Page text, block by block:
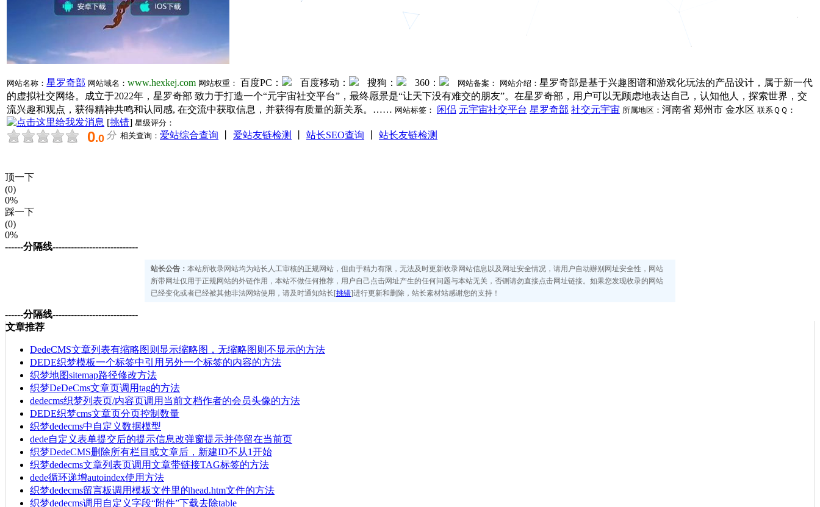
网站名称： 星罗奇部 网站域名： www.hexkej.com 网站权重： 百度PC： 百度移动： 搜狗： 360： 网站备案： 网站介绍： 星罗奇部是基于兴趣图谱和游戏化玩法的产品设计，属于新一代
的虚拟社交网络。成立于2022年，星罗奇部 致力于打造一个“元宇宙社交平台”，最终愿景是“让天下没有难交的朋友”。在星罗奇部，用户可以无顾虑地表达自己，认知他人，探索世界，交
流兴趣和观点，获得精神共鸣和认同感, 在交流中获取信息，并获得有质量的新关系。…… 网站标签： 闲侣 元宇宙社交平台 星罗奇部 社交元宇宙 所属地区： 河南省 郑州市 金水区 联系ＱＱ：
[挑错] 星级评分：
0.0 分 相关查询： 爱站综合查询 爱站友链检测 站长SEO查询 站长友链检测
顶一下
(0)
0%
踩一下
(0)
0%
------分隔线----------------------------
站长公告： 本站所收录网站均为站长人工审核的正规网站，但由于精力有限，无法及时更新收录网站信息以及网址安全情况，请用户自动辦别网址安全性，网站
所带网址仅用于正规网站的外链作用，本站不做任何推荐，用户自己点击网址产生的任何问题与本站无关，否铡请勿直接点击网址链接。如果您发现收录的网站
已经变化或者已经被其他非法网站使用，请及时通知站长[挑错]进行更新和删除，站长素材站感谢您的支持！
------分隔线----------------------------
文章推荐
DedeCMS文章列表有缩略图则显示缩略图，无缩略图则不显示的方法
DEDE织梦模板一个标签中引用另外一个标签的内容的方法
织梦地图sitemap路径修改方法
织梦DeDeCms文章页调用tag的方法
dedecms织梦列表页/内容页调用当前文档作者的会员头像的方法
DEDE织梦cms文章页分页控制数量
织梦dedecms中自定义数据模型
dede自定义表单提交后的提示信息改弹窗提示并停留在当前页
织梦DedeCMS删除所有栏目或文章后，新建ID不从1开始
织梦dedecms文章列表页调用文章带链接TAG标签的方法
dede循环递增autoindex使用方法
织梦dedecms留言板调用模板文件里的head.htm文件的方法
织梦dedecms调用自定义字段“附件”下载去除table